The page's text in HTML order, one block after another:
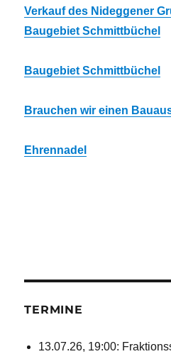
Verkauf des Nideggener
Baugebiet Schmittbüchel
Baugebiet Schmittbüchel
Brauchen wir einen
Ehrennadel
TERMINE
13.07.26, 19:00: